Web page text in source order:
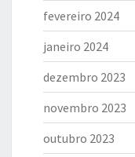
fevereiro 2024
janeiro 2024
dezembro 2023
novembro 2023
outubro 2023